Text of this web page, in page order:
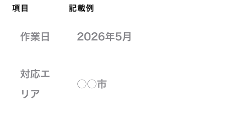
項目 記載例
作業日 2026年5月
対応エ
リア
○○市